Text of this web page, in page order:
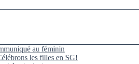
au féminin
les filles en SG!